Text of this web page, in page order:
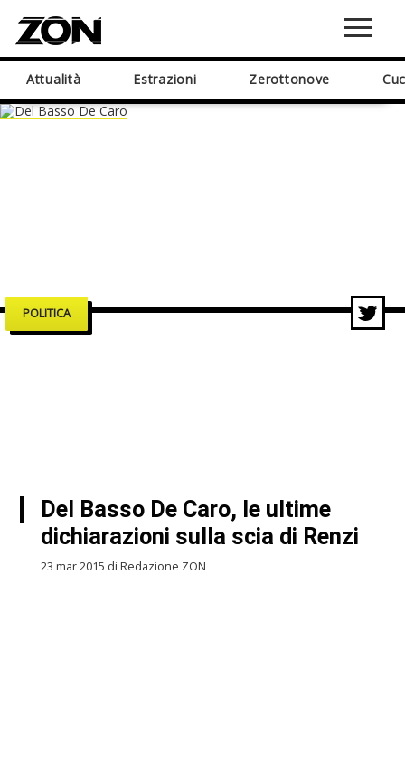
Attualità Estrazioni Zerottonove
POLITICA
Del Basso De Caro, le ultime
dichiarazioni sulla scia di Renzi
23 mar 2015 di Redazione ZON